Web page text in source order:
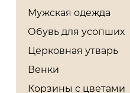
Мужская одежда
Обувь для усопших
Церковная утварь
Венки
Корзины с цветами